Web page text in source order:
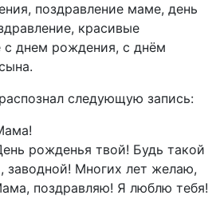
поздравление маме, день
красивые
с днем рождения, с днём
следующую запись:
рожденья твой! Будь такой
Многих лет желаю,
поздравляю! Я люблю тебя!